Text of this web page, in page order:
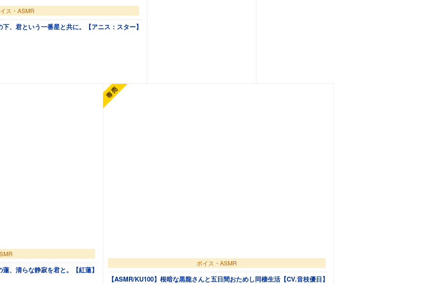
ス・ASMR
、君という一番星と共に。【アニス：スター】
、清らな静寂を君と。【紅蓮】
ボイス・ASMR
【ASMR/KU100】根暗な黒龍さんと五日間おためし同棲生活【CV.音枝優日】